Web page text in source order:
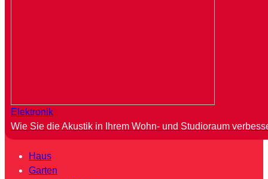
Elektronik
Wie Sie die Akustik in Ihrem Wohn- und Studioraum
Haus
Garten